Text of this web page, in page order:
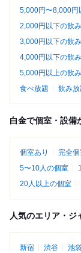
5,000円〜8,000円
2,000円以下の飲
3,000円以下の飲
4,000円以下の飲
5,000円以上の飲
食べ放題
飲み放
白金で個室・設備
個室あり 完全個
5〜10人の個室
20人以上の個室
人気のエリア・ジ
新宿 渋谷 池